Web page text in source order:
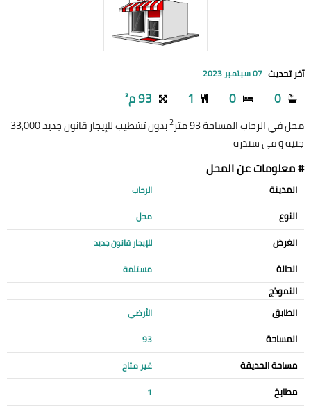
آخر تحديث 07 سبتمبر 2023
0
0
1 93 م²
محل في الرحاب المساحة 93 متر 2
بدون تشطيب للإيجار قانون جديد 33,000
جنيه و فى سندرة
# معلومات عن المحل
المدينة الرحاب
النوع محل
الغرض للإيجار قانون جديد
الحالة مستلمة
النموذج
الطابق
الأرضي
المساحة 93
مساحة الحديقة غير متاح
مطابخ 1